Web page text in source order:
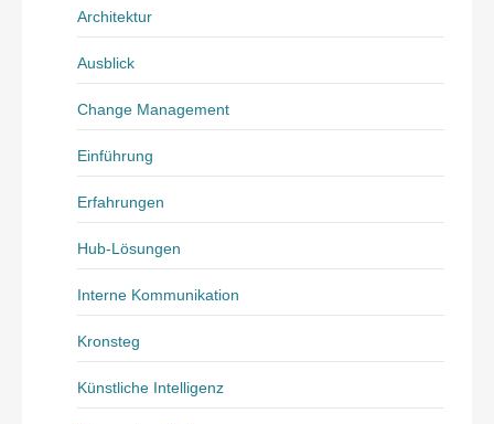
Architektur
Ausblick
Change Management
Einführung
Erfahrungen
Hub-Lösungen
Interne Kommunikation
Kronsteg
Künstliche Intelligenz